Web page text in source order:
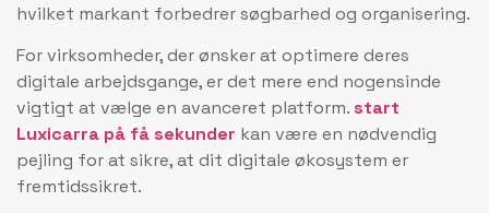
hvilket markant forbedrer søgbarhed og organisering.
For virksomheder, der ønsker at optimere deres
digitale arbejdsgange, er det mere end nogensinde
vigtigt at vælge en avanceret platform. start
Luxicarra på få sekunder kan være en nødvendig
pejling for at sikre, at dit digitale økosystem er
fremtidssikret.